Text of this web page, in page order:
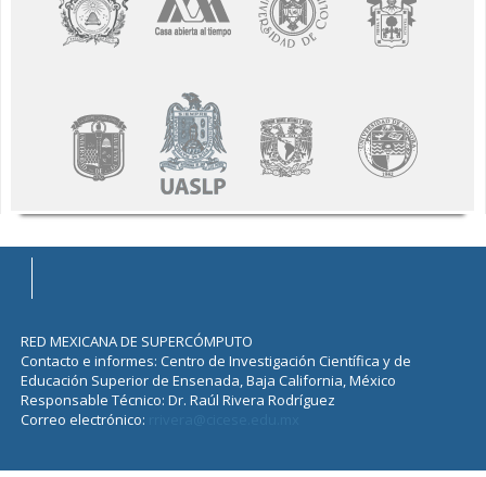
RED MEXICANA DE SUPERCÓMPUTO
Contacto e informes: Centro de Investigación Científica y de
Educación Superior de Ensenada, Baja California, México
Responsable Técnico: Dr. Raúl Rivera Rodríguez
Correo electrónico: